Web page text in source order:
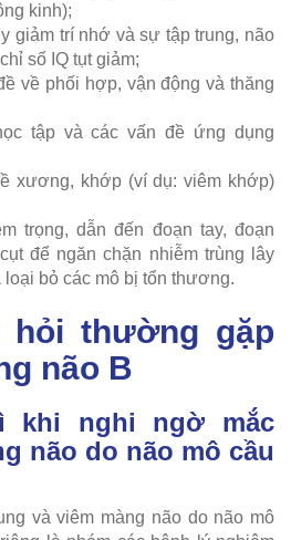
kinh);
giảm trí nhớ và sự tập trung, não
số IQ tụt giảm;
về phối hợp, vận động và thăng
tập và các vấn đề ứng dụng
xương, khớp (ví dụ: viêm khớp)
trọng, dẫn đến đoạn tay, đoạn
để ngăn chặn nhiễm trùng lây
loại bỏ các mô bị tổn thương.
hỏi thường gặp
não B
khi nghi ngờ mắc
não do não mô cầu
và viêm màng não do não mô